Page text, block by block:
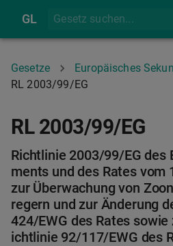
GL
Gesetze
Europäisches
RL 2003/99/EG
RL 2003/99/EG
Richtlinie 2003/99/EG des
ments und des Rates vom
zur Überwachung von
regern und zur Änderung
424/EWG des Rates
ichtlinie 92/117/EWG des